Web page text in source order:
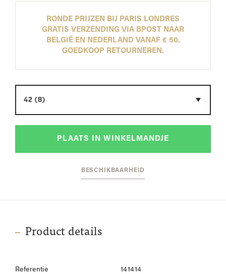
RONDE PRIJZEN BIJ PARIS LONDRES
GRATIS VERZENDING VIA BPOST NAAR
BELGIË EN NEDERLAND VANAF € 50.
GOEDKOOP RETOURNEREN.
PLAATS IN WINKELMANDJE
BESCHIKBAARHEID
Product details
Referentie 141414